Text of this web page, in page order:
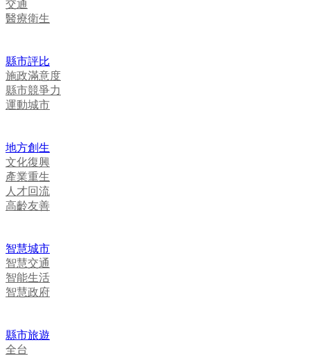
交通
醫療衛生
縣市評比
施政滿意度
縣市競爭力
運動城市
地方創生
文化復興
產業重生
人才回流
高齡友善
智慧城市
智慧交通
智能生活
智慧政府
縣市旅遊
全台